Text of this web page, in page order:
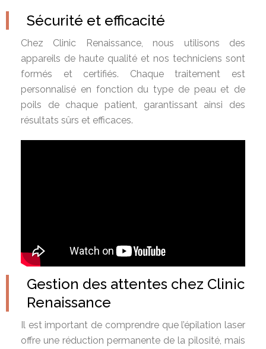
Sécurité et efficacité
Chez Clinic Renaissance, nous utilisons des
appareils de haute qualité et nos techniciens sont
formés et certifiés. Chaque traitement est
personnalisé en fonction du type de peau et de
poils de chaque patient, garantissant ainsi des
résultats sûrs et efficaces.
Gestion des attentes chez Clinic
Renaissance
Il est important de comprendre que l’épilation laser
offre une réduction permanente de la pilosité, mais